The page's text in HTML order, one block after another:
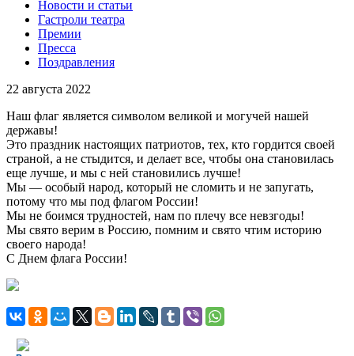
Новости и статьи
Гастроли театра
Премии
Пресса
Поздравления
22 августа 2022
Наш флаг является символом великой и могучей нашей
державы!
Это праздник настоящих патриотов, тех, кто гордится своей
страной, а не стыдится, и делает все, чтобы она становилась
еще лучше, и мы с ней становились лучше!
Мы — особый народ, который не сломить и не запугать,
потому что мы под флагом России!
Мы не боимся трудностей, нам по плечу все невзгоды!
Мы свято верим в Россию, помним и свято чтим историю
своего народа!
С Днем флага России!